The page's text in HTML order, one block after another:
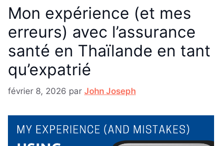
Mon expérience (et mes
erreurs) avec l’assurance
santé en Thaïlande en tant
qu’expatrié
février 8, 2026 par John Joseph